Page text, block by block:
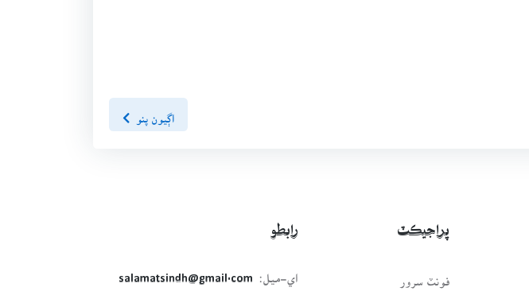
اڳيون پنو
پراجيڪٽ
فونٽ سرور
رابطو
اي-ميل:
salamatsindh@gmail.com